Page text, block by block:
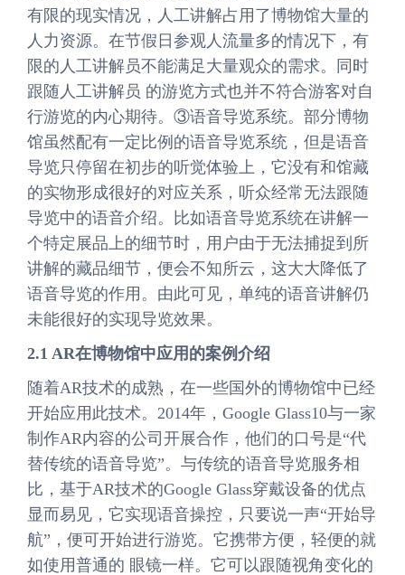
有限的现实情况，人工讲解占用了博物馆大量的
人力资源。在节假日参观人流量多的情况下，有
限的人工讲解员不能满足大量观众的需求。同时
跟随人工讲解员 的游览方式也并不符合游客对自
行游览的内心期待。③语音导览系统。部分博物
馆虽然配有一定比例的语音导览系统，但是语音
导览只停留在初步的听觉体验上，它没有和馆藏
的实物形成很好的对应关系，听众经常无法跟随
导览中的语音介绍。比如语音导览系统在讲解一
个特定展品上的细节时，用户由于无法捕捉到所
讲解的藏品细节，便会不知所云，这大大降低了
语音导览的作用。由此可见，单纯的语音讲解仍
未能很好的实现导览效果。
2.1 AR在博物馆中应用的案例介绍
随着AR技术的成熟，在一些国外的博物馆中已经
开始应用此技术。2014年，Google Glass10与一家
制作AR内容的公司开展合作，他们的口号是“代
替传统的语音导览”。与传统的语音导览服务相
比，基于AR技术的Google Glass穿戴设备的优点
显而易见，它实现语音操控，只要说一声“开始导
航”，便可开始进行游览。它携带方便，轻便的就
如使用普通的 眼镜一样。它可以跟随视角变化的